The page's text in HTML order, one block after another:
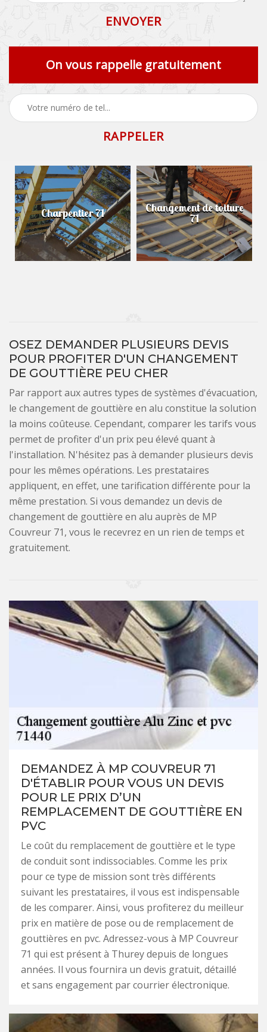
On vous rappelle gratuitement
Charpentier 71 Changement de toiture
71
OSEZ DEMANDER PLUSIEURS DEVIS
POUR PROFITER D'UN CHANGEMENT
DE GOUTTIÈRE PEU CHER
Par rapport aux autres types de systèmes d'évacuation,
le changement de gouttière en alu constitue la solution
la moins coûteuse. Cependant, comparer les tarifs vous
permet de profiter d'un prix peu élevé quant à
l'installation. N'hésitez pas à demander plusieurs devis
pour les mêmes opérations. Les prestataires
appliquent, en effet, une tarification différente pour la
même prestation. Si vous demandez un devis de
changement de gouttière en alu auprès de MP
Couvreur 71, vous le recevrez en un rien de temps et
gratuitement.
DEMANDEZ À MP COUVREUR 71
D'ÉTABLIR POUR VOUS UN DEVIS
POUR LE PRIX D’UN
REMPLACEMENT DE GOUTTIÈRE EN
PVC
Le coût du remplacement de gouttière et le type
de conduit sont indissociables. Comme les prix
pour ce type de mission sont très différents
suivant les prestataires, il vous est indispensable
de les comparer. Ainsi, vous profiterez du meilleur
prix en matière de pose ou de remplacement de
gouttières en pvc. Adressez-vous à MP Couvreur
71 qui est présent à Thurey depuis de longues
années. Il vous fournira un devis gratuit, détaillé
et sans engagement par courrier électronique.